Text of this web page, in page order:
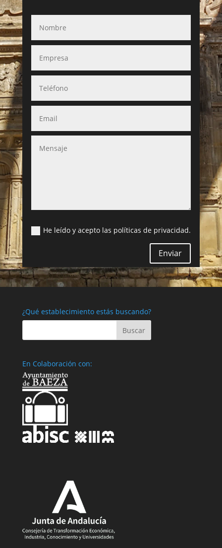
He leído y acepto las políticas de privacidad.
Enviar
¿Qué establecimiento estás buscando?
En Colaboración con: